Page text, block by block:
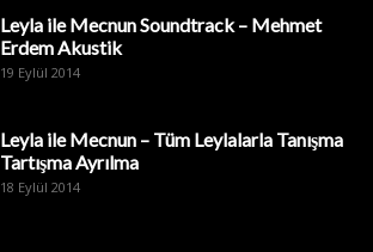
Leyla ile Mecnun Soundtrack – Mehmet
Erdem Akustik
19 Eylül 2014
Leyla ile Mecnun – Tüm Leylalarla Tanışma
Tartışma Ayrılma
18 Eylül 2014